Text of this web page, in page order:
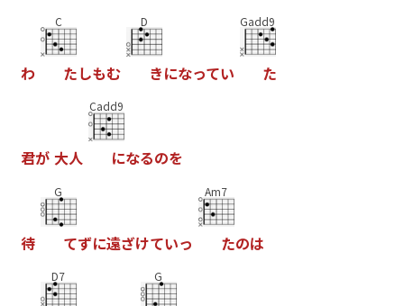
わ
C
たしもむ
D
きになってい
Gadd9
た
君が 大人
Cadd9
になるのを
待
G
てずに遠ざけていっ
Am7
たのは
D7 G